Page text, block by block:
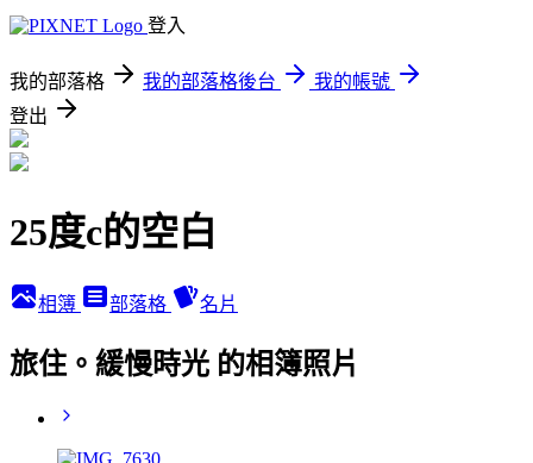
登入
我的部落格 我的部落格後台
我的帳號
登出
25度c的空白
相簿 部落格 名片
旅住。緩慢時光 的相簿照片